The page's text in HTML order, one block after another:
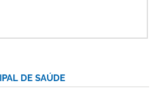
DE SAÚDE